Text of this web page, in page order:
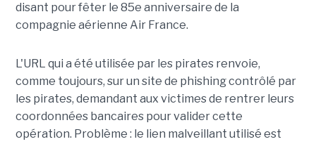
disant pour fêter le 85e anniversaire de la
compagnie aérienne Air France.
L'URL qui a été utilisée par les pirates renvoie,
comme toujours, sur un site de phishing contrôlé par
les pirates, demandant aux victimes de rentrer leurs
coordonnées bancaires pour valider cette
opération. Problème : le lien malveillant utilisé est